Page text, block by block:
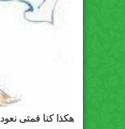
هكذا كنا فمتى نعود